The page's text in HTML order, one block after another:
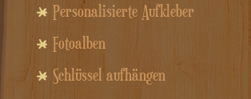
Personalisierte Aufkleber
Fotoalben
Schlüssel aufhängen